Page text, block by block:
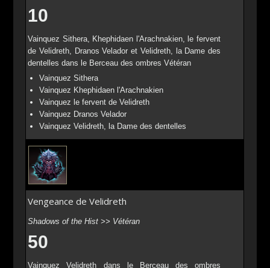
10
Vainquez Sithera, Khephidaen l'Arachnakien, le fervent
de Velidreth, Dranos Velador et Velidreth, la Dame des
dentelles dans le Berceau des ombres Vétéran
Vainquez Sithera
Vainquez Khephidaen l'Arachnakien
Vainquez le fervent de Velidreth
Vainquez Dranos Velador
Vainquez Velidreth, la Dame des dentelles
Vengeance de Velidreth
Shadows of the Hist >> Vétéran
50
Vainquez Velidreth dans le Berceau des ombres